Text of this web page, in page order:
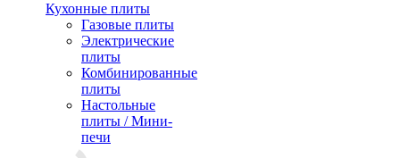
Кухонные плиты
Газовые плиты
Электрические
плиты
Комбинированные
плиты
Настольные
плиты / Мини-
печи